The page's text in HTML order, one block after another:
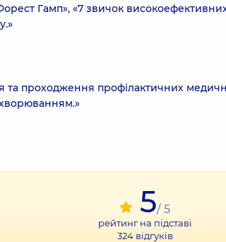
Гамп», «7 звичок
та проходження профілактичних
5/ 5
рейтинг на підставі
324відгуків